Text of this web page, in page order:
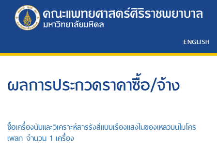
ENGLISH
ผลการประกวดราคาซื้อ/จ้าง
ซื้อเครื่องนับและวิเคราะห์สารรังสีแบบเรืองแสงในของเหลวบนไมโคร
เพลท จำนวน 1 เครื่อง